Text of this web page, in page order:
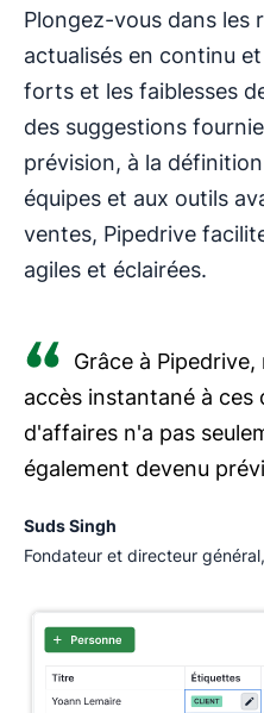
Plongez-vous dans les
actualisés en continu
forts et les faiblesses
des suggestions
prévision, à la
équipes et aux outils
ventes, Pipedrive
agiles et éclairées.
Grâce à
accès instantané à
d'affaires n'a pas
également devenu
Suds Singh
Fondateur et directeur